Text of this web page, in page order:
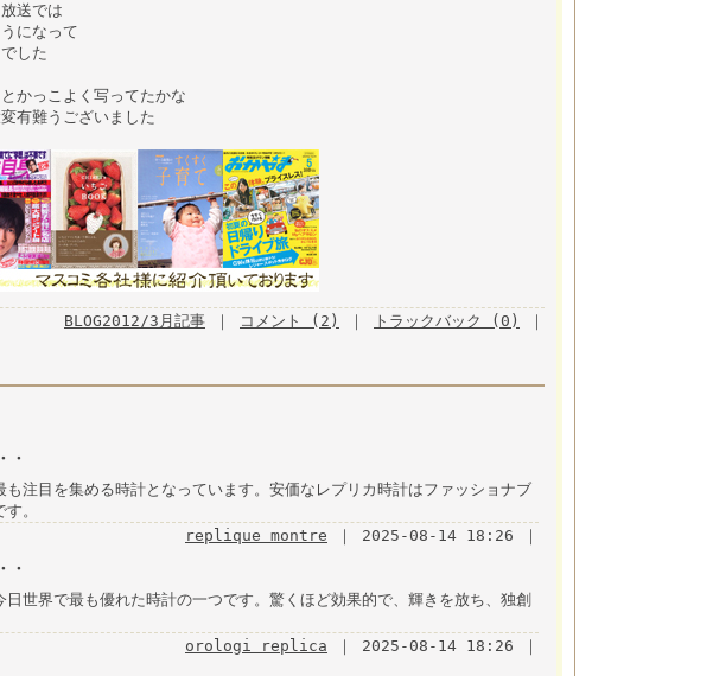
送では
になって
した
かっこよく写ってたかな
有難うございました
BLOG2012/3月記事 ｜ コメント (2) ｜ トラックバック (0) ｜
・
注目を集める時計となっています。安価なレプリカ時計はファッショナブ
。
replique montre ｜ 2025-08-14 18:26 ｜
・
日世界で最も優れた時計の一つです。驚くほど効果的で、輝きを放ち、独創
orologi replica ｜ 2025-08-14 18:26 ｜